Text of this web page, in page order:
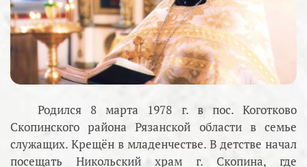
Родился 8 марта 1978 г. в пос. Коготково
Скопинского района Рязанской области в семье
служащих. Крещён в младенчестве. В детстве начал
посещать Никольский храм г. Скопина, где